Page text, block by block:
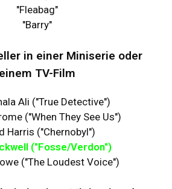
"Fleabag"
"Barry"
in einer Miniserie oder
einem TV-Film
Ali ("True Detective")
("When They See Us")
Harris ("Chernobyl")
("Fosse/Verdon")
("The Loudest Voice")